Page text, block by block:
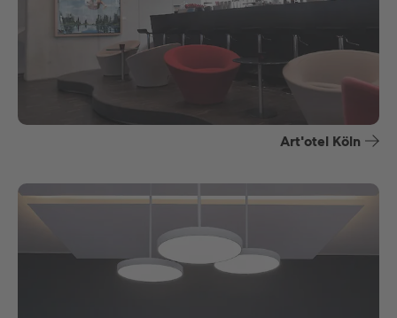
Art'otel Köln